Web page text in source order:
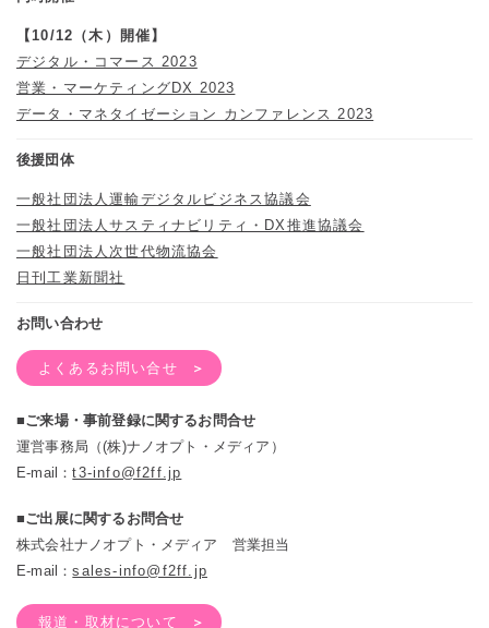
【10/12（木）開催】
デジタル・コマース 2023
営業・マーケティングDX 2023
データ・マネタイゼーション カンファレンス 2023
後援団体
一般社団法人運輸デジタルビジネス協議会
一般社団法人サスティナビリティ・DX推進協議会
一般社団法人次世代物流協会
日刊工業新聞社
お問い合わせ
よくあるお問い合せ
■ご来場・事前登録に関するお問合せ
運営事務局（(株)ナノオプト・メディア）
E-mail：t3-info@f2ff.jp
■ご出展に関するお問合せ
株式会社ナノオプト・メディア 営業担当
E-mail：sales-info@f2ff.jp
報道・取材について